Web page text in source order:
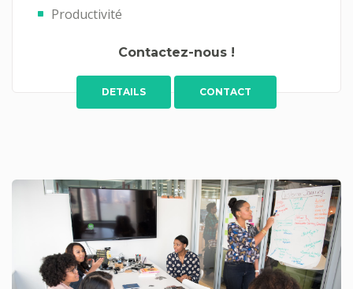
Productivité
Contactez-nous !
DETAILS CONTACT